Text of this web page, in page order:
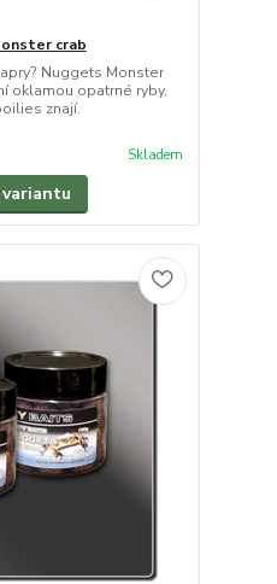
crab
Nuggets Monster
oklamou opatrné ryby,
znají.
Skladem